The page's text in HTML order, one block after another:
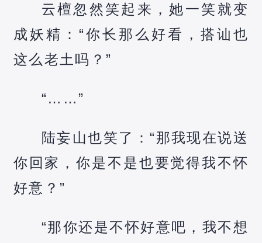
云檀忽然笑起来，她一笑就变
成妖精：“你长那么好看，搭讪也
这么老土吗？”
“……”
陆妄山也笑了：“那我现在说送
你回家，你是不是也要觉得我不怀
好意？”
“那你还是不怀好意吧，我不想